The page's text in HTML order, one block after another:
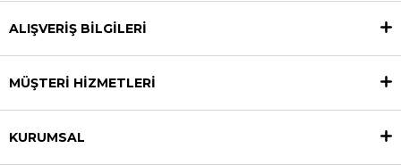
ALIŞVERİŞ BİLGİLERİ
MÜŞTERİ HİZMETLERİ
KURUMSAL